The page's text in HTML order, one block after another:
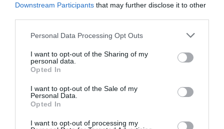
Downstream Participants that may further disclose it to other
Personal Data Processing Opt Outs
I want to opt-out of the Sharing of my
personal data.
Opted In
I want to opt-out of the Sale of my
Personal Data.
Opted In
I want to opt-out of processing my
reformes laborals. Això un verd alemany!
Foto: Jordi Borràs